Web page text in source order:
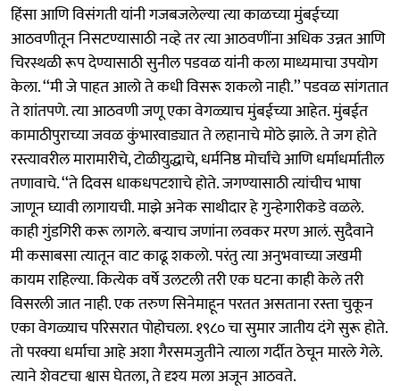
हिंसा आणि विसंगती यांनी गजबजलेल्या त्या काळच्या मुंबईच्या
आठवणीतून निसटण्यासाठी नव्हे तर त्या आठवणींना अधिक उन्नत आणि
चिरस्थळी रूप देण्यासाठी सुनील पडवळ यांनी कला माध्यमाचा उपयोग
केला. ‘‘मी जे पाहत आलो ते कधी विसरू शकलो नाही.’’ पडवळ सांगतात
ते शांतपणे. त्या आठवणी जणू एका वेगळ्याच मुंबईच्या आहेत. मुंबईत
कामाठीपुराच्या जवळ कुंभारवाड्यात ते लहानाचे मोठे झाले. ते जग होते
रस्त्यावरील मारामारीचे, टोळीयुद्धाचे, धर्मनिष्ठ मोर्चांचे आणि धर्माधर्मातील
तणावाचे. ‘‘ते दिवस धाकधपटशाचे होते. जगण्यासाठी त्यांचीच भाषा
जाणून घ्यावी लागायची. माझे अनेक साथीदार हे गुन्हेगारीकडे वळले.
काही गुंडगिरी करू लागले. बऱ्याच जणांना लवकर मरण आलं. सुदैवाने
मी कसाबसा त्यातून वाट काढू शकलो. परंतु त्या अनुभवाच्या जखमी
कायम राहिल्या. कित्येक वर्षे उलटली तरी एक घटना काही केले तरी
विसरली जात नाही. एक तरुण सिनेमाहून परतत असताना रस्ता चुकून
एका वेगळ्याच परिसरात पोहोचला. १९८० चा सुमार जातीय दंगे सुरू होते.
तो परक्या धर्माचा आहे अशा गैरसमजुतीने त्याला गर्दीत ठेचून मारले गेले.
त्याने शेवटचा श्वास घेतला, ते दृश्य मला अजून आठवते.